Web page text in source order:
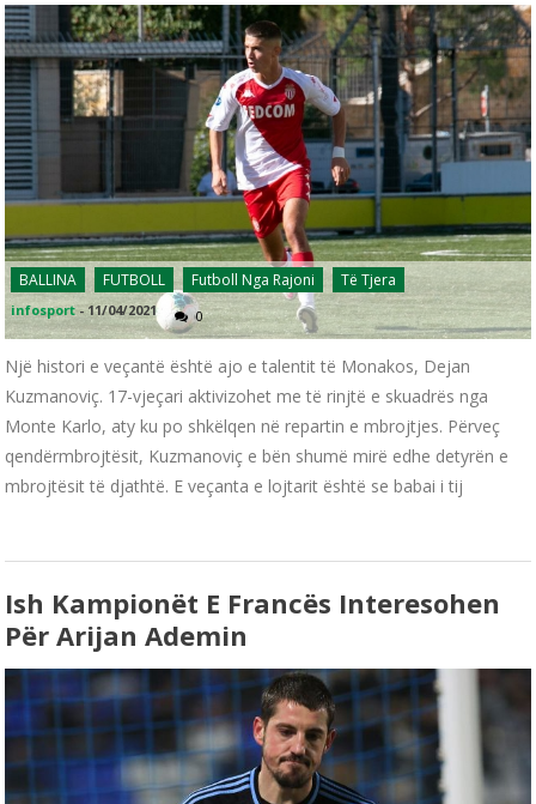
BALLINA FUTBOLL Futboll Nga Rajoni Të Tjera
infosport - 11/04/2021 0
Një histori e veçantë është ajo e talentit të Monakos, Dejan
Kuzmanoviç. 17-vjeçari aktivizohet me të rinjtë e skuadrës nga
Monte Karlo, aty ku po shkëlqen në repartin e mbrojtjes. Përveç
qendërmbrojtësit, Kuzmanoviç e bën shumë mirë edhe detyrën e
mbrojtësit të djathtë. E veçanta e lojtarit është se babai i tij
Ish Kampionët E Francës Interesohen
Për Arijan Ademin